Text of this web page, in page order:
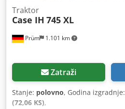
Prüm 1.101 km
Traktor
Case IH 745 XL
Zatraži
Stanje: polovno, Godina izgradnje:
(72,06 KS),